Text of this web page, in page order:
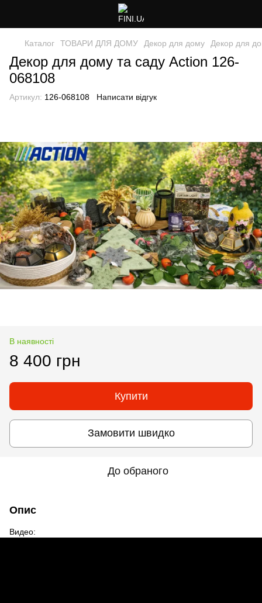
Каталог ТОВАРИ ДЛЯ ДОМУ Декор для дому Декор для
Декор для дому та саду Action 126-
068108
Артикул: 126-068108 Написати відгук
В наявності
8 400 грн
Купити
Замовити швидко
До обраного
Опис
Видео: